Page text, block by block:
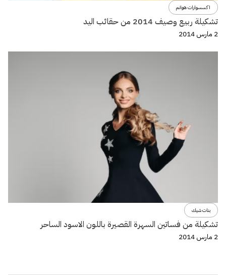
اكسسوارات هوانم
تشكيلة ربيع وصيف 2014 من حقائب اليد
2 مارس 2014
بنات شيك
تشكيلة من فساتين السهرة القصيرة باللون الاسود الساحر
2 مارس 2014